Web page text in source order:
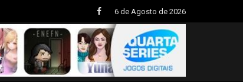
Facebook
6 de Agosto de 2026